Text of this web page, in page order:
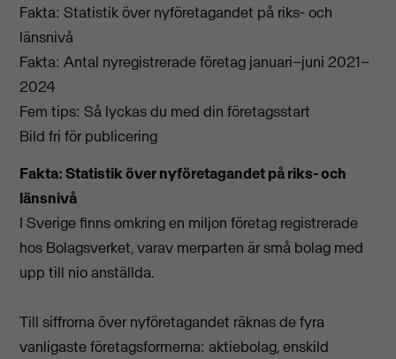
Fakta: Statistik över nyföretagandet på riks- och
länsnivå
Fakta: Antal nyregistrerade företag januari–juni 2021–
2024
Fem tips: Så lyckas du med din företagsstart
Bild fri för publicering
Fakta: Statistik över nyföretagandet på riks- och
länsnivå
I Sverige finns omkring en miljon företag registrerade
hos Bolagsverket, varav merparten är små bolag med
upp till nio anställda.
Till siffrorna över nyföretagandet räknas de fyra
vanligaste företagsformerna: aktiebolag, enskild